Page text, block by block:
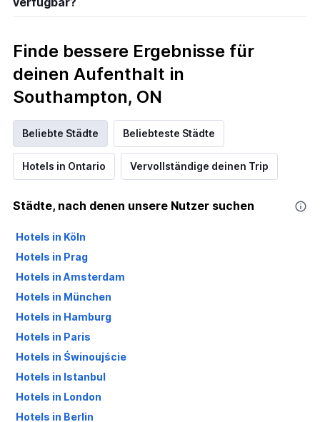
Finde bessere Ergebnisse für
deinen Aufenthalt in
Southampton, ON
Beliebte Städte Beliebteste Städte
Hotels in Ontario Vervollständige deinen Trip
Städte, nach denen unsere Nutzer suchen
Hotels in Köln
Hotels in Prag
Hotels in Amsterdam
Hotels in München
Hotels in Hamburg
Hotels in Paris
Hotels in Świnoujście
Hotels in Istanbul
Hotels in London
Hotels in Berlin